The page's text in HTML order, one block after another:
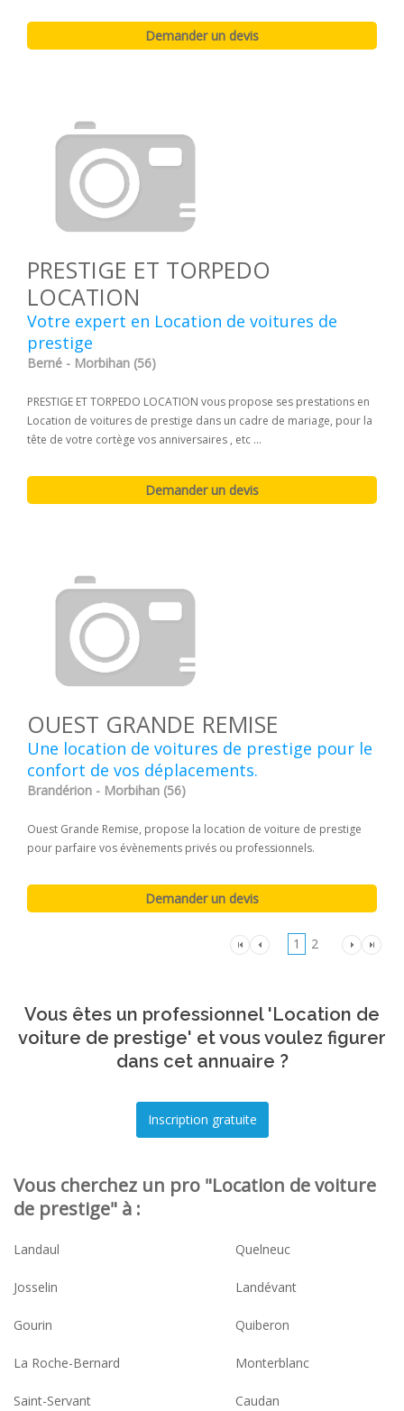
PRESTIGE ET TORPEDO
LOCATION
Votre expert en Location de voitures de
prestige
Berné - Morbihan (56)
PRESTIGE ET TORPEDO LOCATION vous propose ses prestations en
Location de voitures de prestige dans un cadre de mariage, pour la
tête de votre cortège vos anniversaires , etc ...
OUEST GRANDE REMISE
Une location de voitures de prestige pour le
confort de vos déplacements.
Brandérion - Morbihan (56)
Ouest Grande Remise, propose la location de voiture de prestige
pour parfaire vos évènements privés ou professionnels.
1 2
Vous êtes un professionnel 'Location de
voiture de prestige' et vous voulez figurer
dans cet annuaire ?
Vous cherchez un pro "Location de voiture
de prestige" à :
Landaul Quelneuc
Josselin Landévant
Gourin Quiberon
La Roche-Bernard Monterblanc
Saint-Servant Caudan